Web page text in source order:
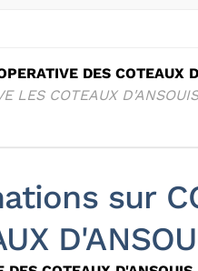
DES COTEAUX
LES COTEAUX D'ANSOUIS
sur